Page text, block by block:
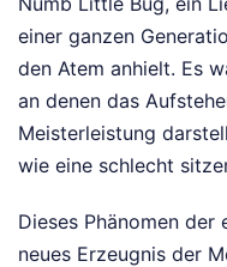
einer ganzen
den Atem anhielt. Es
an denen das
Meisterleistung
wie eine schlecht
Dieses Phänomen
neues Erzeugnis der